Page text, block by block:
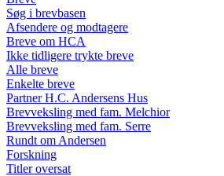
Søg i brevbasen
Afsendere og modtagere
Breve om HCA
Ikke tidligere trykte breve
Alle breve
Enkelte breve
Partner H.C. Andersens Hus
Brevveksling med fam. Melchior
Brevveksling med fam. Serre
Rundt om Andersen
Forskning
Titler oversat